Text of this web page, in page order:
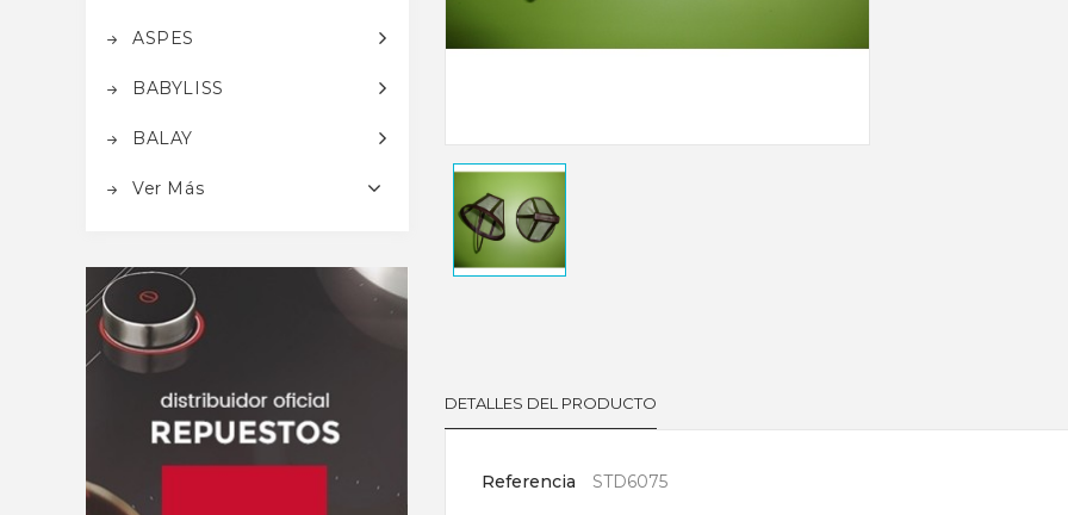
ASPES
BABYLISS
BALAY
Ver Más
DETALLES DEL PRODUCTO
Referencia STD6075